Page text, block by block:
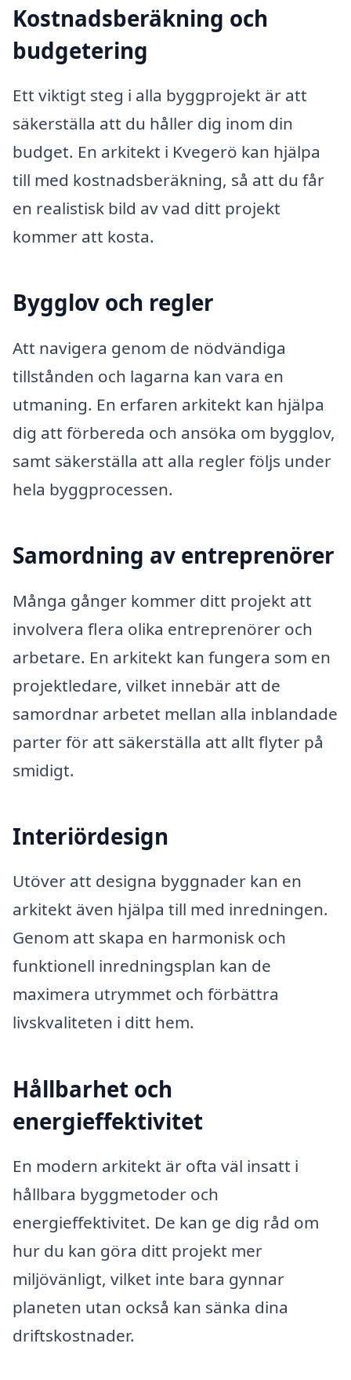
Kostnadsberäkning och
budgetering
Ett viktigt steg i alla byggprojekt är att
säkerställa att du håller dig inom din
budget. En arkitekt i Kvegerö kan hjälpa
till med kostnadsberäkning, så att du får
en realistisk bild av vad ditt projekt
kommer att kosta.
Bygglov och regler
Att navigera genom de nödvändiga
tillstånden och lagarna kan vara en
utmaning. En erfaren arkitekt kan hjälpa
dig att förbereda och ansöka om bygglov,
samt säkerställa att alla regler följs under
hela byggprocessen.
Samordning av entreprenörer
Många gånger kommer ditt projekt att
involvera flera olika entreprenörer och
arbetare. En arkitekt kan fungera som en
projektledare, vilket innebär att de
samordnar arbetet mellan alla inblandade
parter för att säkerställa att allt flyter på
smidigt.
Interiördesign
Utöver att designa byggnader kan en
arkitekt även hjälpa till med inredningen.
Genom att skapa en harmonisk och
funktionell inredningsplan kan de
maximera utrymmet och förbättra
livskvaliteten i ditt hem.
Hållbarhet och
energieffektivitet
En modern arkitekt är ofta väl insatt i
hållbara byggmetoder och
energieffektivitet. De kan ge dig råd om
hur du kan göra ditt projekt mer
miljövänligt, vilket inte bara gynnar
planeten utan också kan sänka dina
driftskostnader.